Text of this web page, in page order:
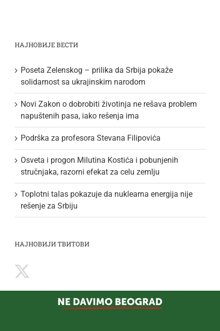
НАЈНОВИЈЕ ВЕСТИ
Poseta Zelenskog – prilika da Srbija pokaže
solidarnost sa ukrajinskim narodom
Novi Zakon o dobrobiti životinja ne rešava problem
napuštenih pasa, iako rešenja ima
Podrška za profesora Stevana Filipovića
Osveta i progon Milutina Kostića i pobunjenih
stručnjaka, razorni efekat za celu zemlju
Toplotni talas pokazuje da nuklearna energija nije
rešenje za Srbiju
НАЈНОВИЈИ ТВИТОВИ